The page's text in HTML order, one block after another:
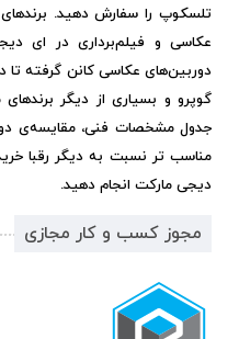
تلسکوپ را سفارش دهید.
عکاسی و فیلم‌برداری در ای
دوربین‌های عکاسی کانن گرفته تا
گوپرو و بسیاری از دیگر
جدول مشخصات فنی، مقایسه‌ی
مناسب تر نسبت به دیگر رقبا خرید
دیجی مارکت انجام دهید.
مجوز کسب و کار مجازی